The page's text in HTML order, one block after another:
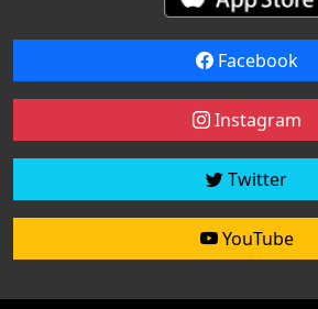
Facebook
Instagram
Twitter
YouTube